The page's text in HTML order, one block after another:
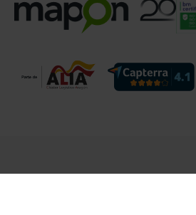
© Mapon 2006 - 2026. Todos